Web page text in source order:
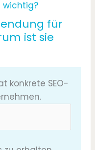
für
ist sie
konkrete SEO-